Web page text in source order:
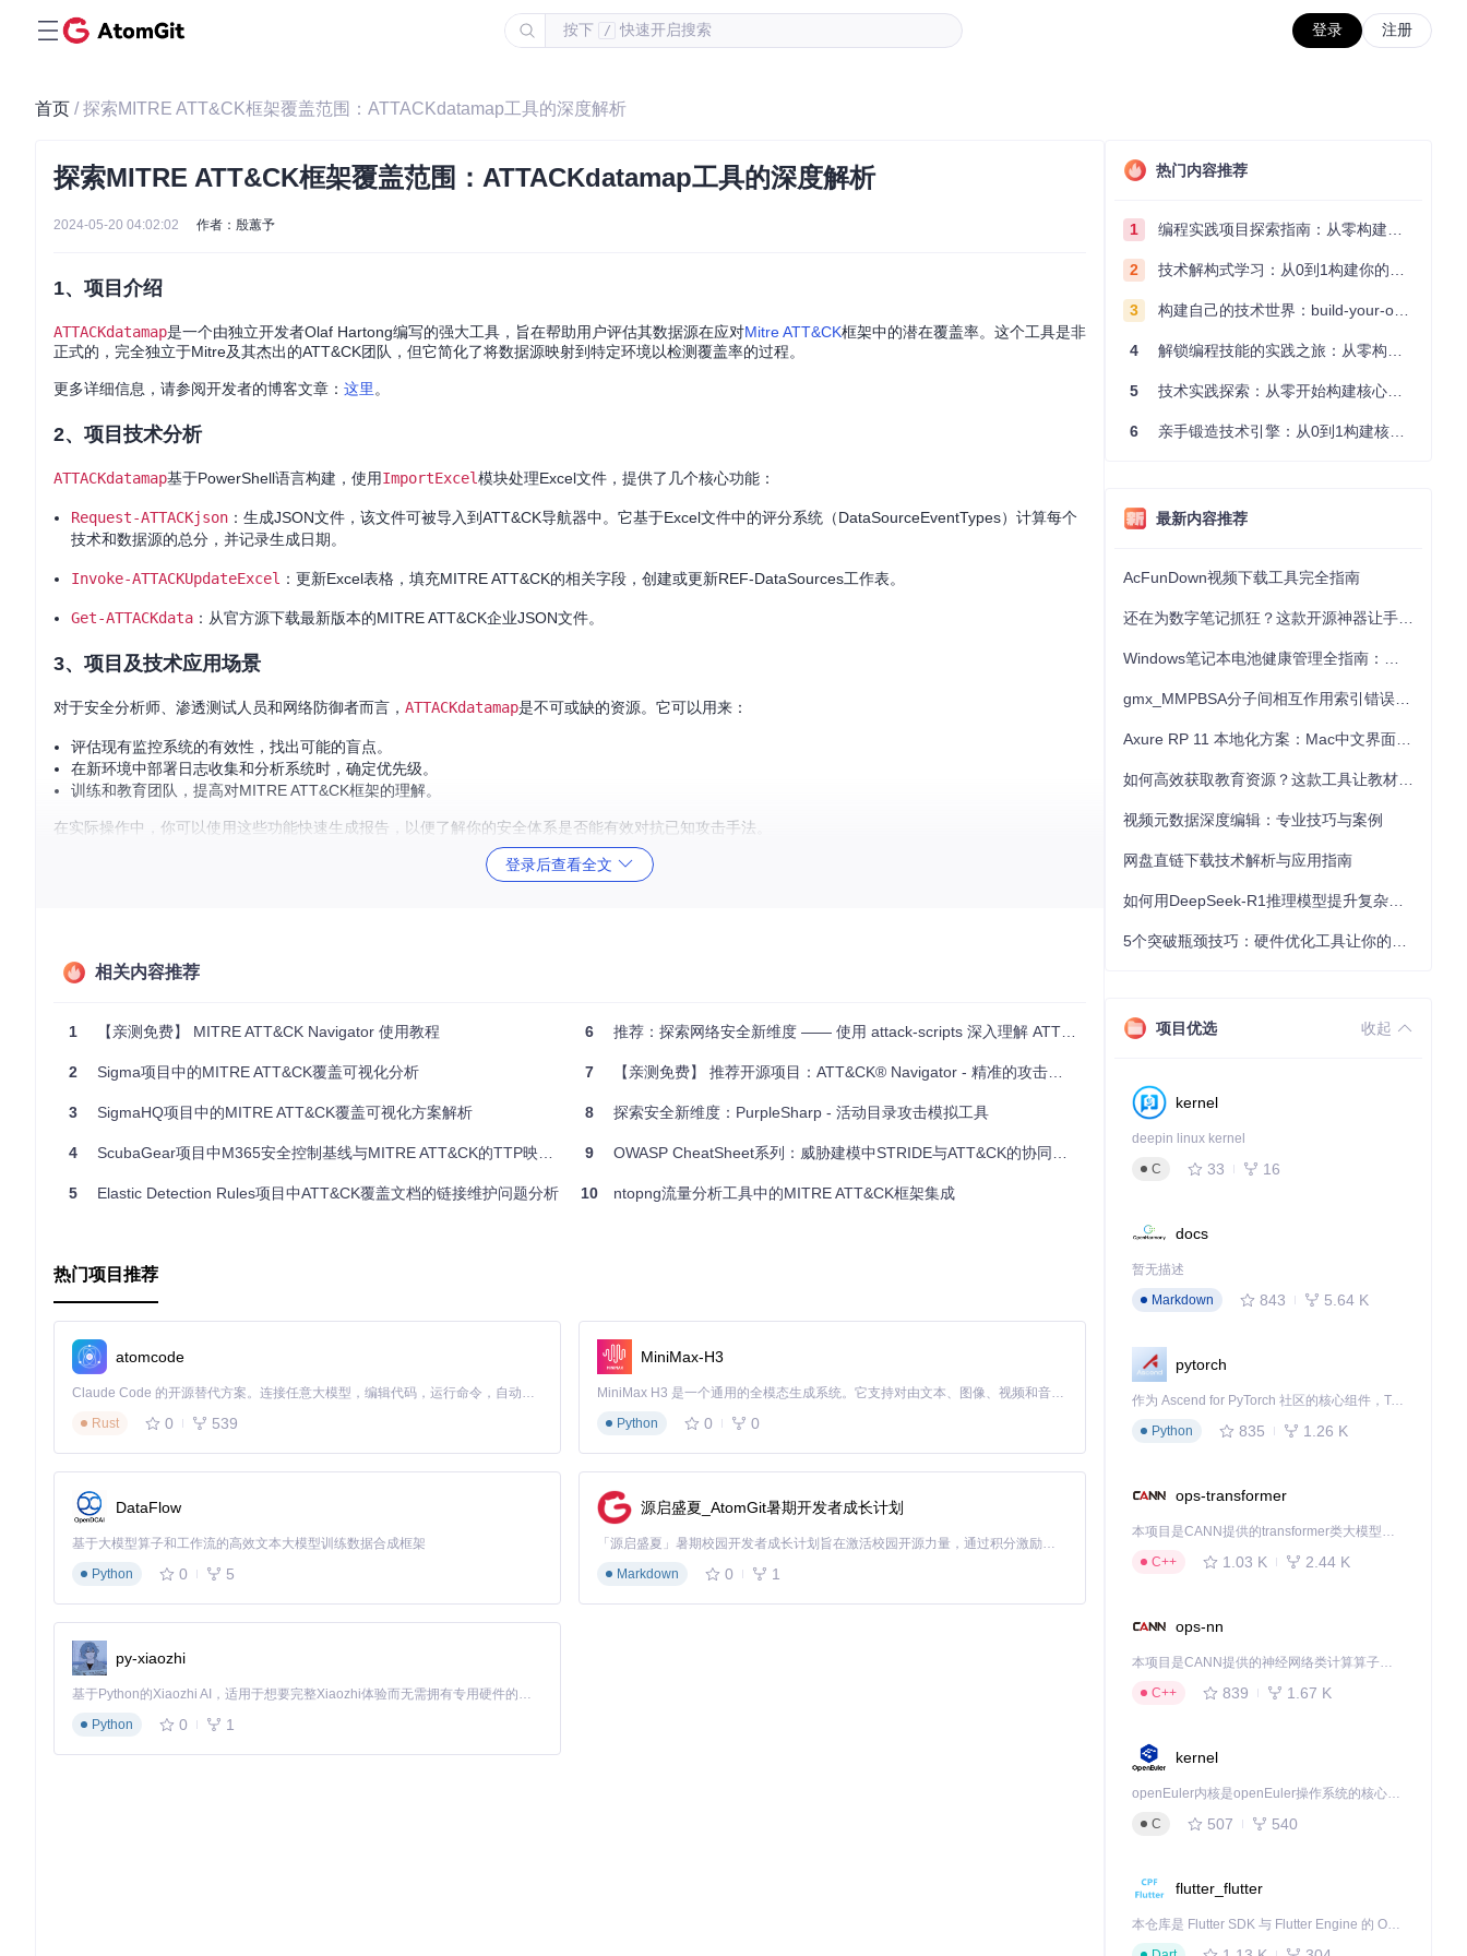
按下 / 快速开启搜索 登录 注册
首页 / 探索MITRE ATT&CK框架覆盖范围：ATTACKdatamap工具的深度解析
探索MITRE ATT&CK框架覆盖范围：ATTACKdatamap工具的深度解析
2024-05-20 04:02:02 作者：殷蕙予
1、项目介绍
ATTACKdatamap是一个由独立开发者Olaf Hartong编写的强大工具，旨在帮助用户评估其数据源在应对Mitre ATT&CK框架中的潜在覆盖率。这个工具是非
正式的，完全独立于Mitre及其杰出的ATT&CK团队，但它简化了将数据源映射到特定环境以检测覆盖率的过程。
更多详细信息，请参阅开发者的博客文章： 这里 。
2、项目技术分析
ATTACKdatamap基于PowerShell语言构建，使用ImportExcel模块处理Excel文件，提供了几个核心功能：
Request-ATTACKjson ：生成JSON文件，该文件可被导入到ATT&CK导航器中。它基于Excel文件中的评分系统（DataSourceEventTypes）计算每个
技术和数据源的总分，并记录生成日期。
Invoke-ATTACKUpdateExcel ：更新Excel表格，填充MITRE ATT&CK的相关字段，创建或更新REF-DataSources工作表。
Get-ATTACKdata ：从官方源下载最新版本的MITRE ATT&CK企业JSON文件。
3、项目及技术应用场景
对于安全分析师、渗透测试人员和网络防御者而言， ATTACKdatamap是不可或缺的资源。它可以用来：
评估现有监控系统的有效性，找出可能的盲点。
在新环境中部署日志收集和分析系统时，确定优先级。
训练和教育团队，提高对MITRE ATT&CK框架的理解。
在实际操作中，你可以使用这些功能快速生成报告，以便了解你的安全体系是否能有效对抗已知攻击手法。
实时性：能够与MITRE ATT&CK框架保持同步，定期获取最新数据。
可视化：生成的数据可直接导入到MITRE的在线导航器中，便于直观呈现结果。
ATTACKdatamap
是一个强大的工具，它为那些想要深入了解自己在MITRE ATT&CK框架下覆盖情况的安全专业人员提供了便利。如果你正在寻找
一种方法来量化并优化你的安全监测，这绝对值得尝试。现在就加入社区，开始你的ATT&CK覆盖率评估之旅吧！
登录后查看全文
相关内容推荐
1 【亲测免费】 MITRE ATT&CK Navigator 使用教程
2 Sigma项目中的MITRE ATT&CK覆盖可视化分析
3 SigmaHQ项目中的MITRE ATT&CK覆盖可视化方案解析
4 ScubaGear项目中M365安全控制基线与MITRE ATT&CK的TTP映射实践
5 Elastic Detection Rules项目中ATT&CK覆盖文档的链接维护问题分析
6 推荐：探索网络安全新维度 —— 使用 attack-scripts 深入理解 ATT&CK模型
7 【亲测免费】 推荐开源项目：ATT&CK® Navigator - 精准的攻击面管理工具
8 探索安全新维度：PurpleSharp - 活动目录攻击模拟工具
9 OWASP CheatSheet系列：威胁建模中STRIDE与ATT&CK的协同应用
10 ntopng流量分析工具中的MITRE ATT&CK框架集成
热门项目推荐
atomcode
Claude Code 的开源替代方案。连接任意大模型，编辑代码，运行命令，自动验证 — 全自动执行。用 Rust 构建，极致性能。 ｜ An open-source alternative to Claude Code. Connect any LLM, edit code, run commands, and verify changes — autonomously. Built in Rust for speed. Get Started
Rust
0 539
MiniMax-H3
MiniMax H3 是一个通用的全模态生成系统。它支持对由文本、图像、视频和音频组成的多模态上下文进行统一理解，并能生成分辨率高达 2K、时长可达 15 秒的带原生立体声音频的视频。得益于面向任务泛化的系统设计，H3 在预训练阶段就已具备广泛的多模态上下文理解与生成能力，能够出色地执行复杂的多模态指令。
Python
0 0
DataFlow
基于大模型算子和工作流的高效文本大模型训练数据合成框架
Python
0 5
源启盛夏_AtomGit暑期开发者成长计划
「源启盛夏」暑期校园开发者成长计划旨在激活校园开源力量，通过积分激励、认证扶持、资源倾斜等形式，引导高校组织和开发者完成「入驻 — 建项目 — 做贡献 — 获认证 — 得资源」的完整闭环。无论你是想带领社团入驻平台的组织者，还是希望用代码贡献证明自己的开发者，都能在这里找到属于你的成长路径。
Markdown
0 1
py-xiaozhi
基于Python的Xiaozhi AI，适用于想要完整Xiaozhi体验而无需拥有专用硬件的用户。
Python
0 1
热门内容推荐
1 编程实践项目探索指南：从零构建技术能力体系
2 技术解构式学习：从0到1构建你的编程知识体系
3 构建自己的技术世界：build-your-own-x项目的实践探索指南
4 解锁编程技能的实践之旅：从零构建你的技术世界
5 技术实践探索：从零开始构建核心系统的实践指南
6 亲手锻造技术引擎：从0到1构建核心系统的实践指南
最新内容推荐
AcFunDown视频下载工具完全指南
视频元数据深度编辑：专业技巧与案例
网盘直链下载技术解析与应用指南
项目优选 收起
kernel
deepin linux kernel
C
33 16
docs
暂无描述
Markdown
843 5.64 K
pytorch
作为 Ascend for PyTorch 社区的核心组件，TorchNPU 是昇腾专为 PyTorch 打造的深度学习适配插件，使 PyTorch 框架能够直接调用昇腾 NPU，为开发者提供昇腾 AI 处理器的超强算力。
Python
835 1.26 K
ops-transformer
本项目是CANN提供的transformer类大模型算子库，实现网络在NPU上加速计算。
C++
1.03 K 2.44 K
ops-nn
本项目是CANN提供的神经网络类计算算子库，实现网络在NPU上加速计算。
C++
839 1.67 K
kernel
openEuler内核是openEuler操作系统的核心，既是系统性能与稳定性的基石，也是连接处理器、设备与服务的桥梁。
C
507 540
flutter_flutter
本仓库是 Flutter SDK 与 Flutter Engine 的 OpenHarmony 适配版本，由 CPF-Flutter 团队维护。开发者可使用熟悉的 Flutter 技术栈开发 OpenHarmony 应用，3.35.7 及以后的适配版本可基于本仓库源码构建支持 OpenHarmony 的 Flutter Engine。